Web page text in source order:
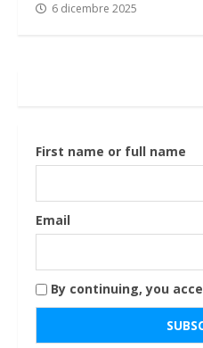
6 dicembre 2025
First name or full name
Email
By continuing, you